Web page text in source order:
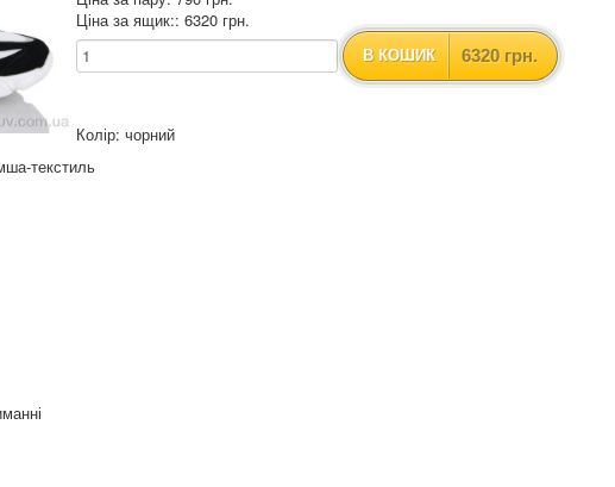
Ціна за ящик:: 6320 грн.
В КОШИК 6320 грн.
Колір: чорний
текстиль